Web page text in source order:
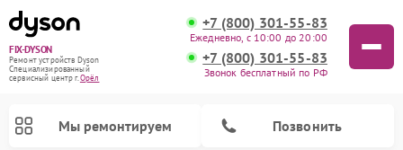
FIX-DYSON
Ремонт устройств Dyson
Специализированный
cервисный центр г.Орёл
+7 (800) 301-55-83
Ежедневно, с 10:00 до 20:00
+7 (800) 301-55-83
Звонок бесплатный по РФ
Мы ремонтируем Позвонить